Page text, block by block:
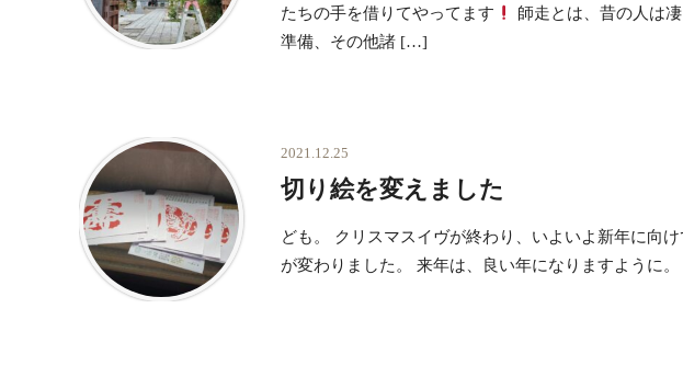
たちの手を借りてやってます
師走とは、昔の人は
準備、その他諸 […]
2021.12.25
切り絵を変えました
ども。 クリスマスイヴが終わり、いよいよ新年に向
が変わりました。 来年は、良い年になりますように